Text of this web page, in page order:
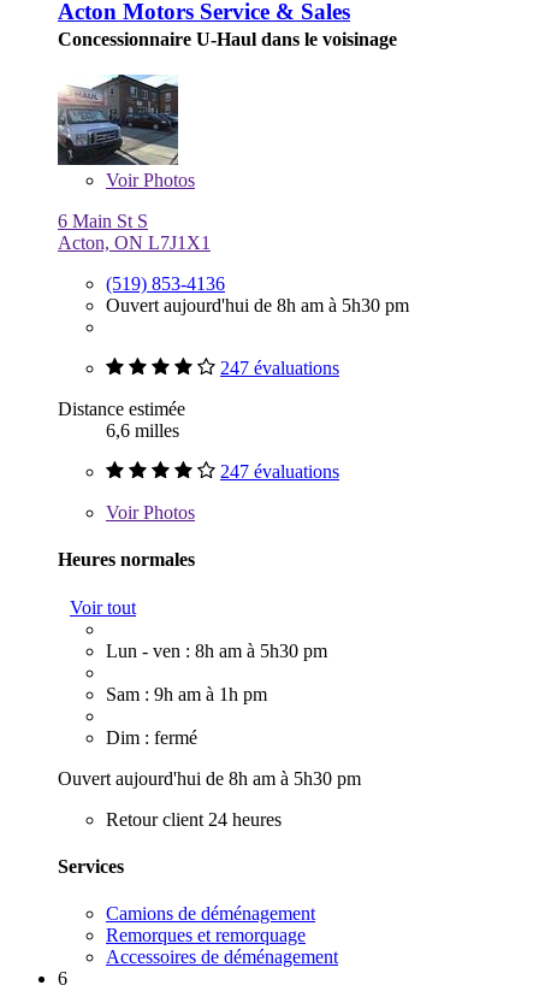
Acton Motors Service & Sales
Concessionnaire U-Haul dans le voisinage
VoirPhotos
6 Main St S
Acton, ON L7J1X1
(519) 853-4136
Ouvert aujourd'hui de 8h am à 5h30 pm
247 évaluations
Distance estimée
6,6 milles
247 évaluations
VoirPhotos
Heures normales
Voir tout
Lun - ven : 8h am à 5h30 pm
Sam : 9h am à 1h pm
Dim : fermé
Ouvert aujourd'hui de 8h am à 5h30 pm
Retour client 24 heures
Services
Camions de déménagement
Remorques et remorquage
Accessoires de déménagement
6